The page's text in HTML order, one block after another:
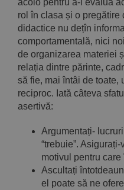
rol în clasa și o pregătire
didactice nu dețîn
comportamentală, nici
de organizarea materiei
relația dintre părinte,
să fie, mai întâi de toate,
reciproc. Iată câteva
asertivă:
Argumentați-
“trebuie”.
motivul pentru
Ascultați
el poate să ne